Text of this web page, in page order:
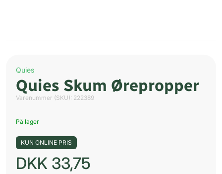
Quies
Quies Skum Ørepropper
Varenummer (SKU): 222389
På lager
KUN ONLINE PRIS
DKK 33,75